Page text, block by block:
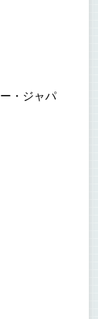
・ジャパ